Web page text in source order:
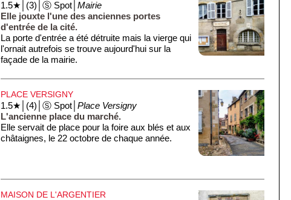
1.5★│(3)│Ⓢ Spot│Mairie
Elle jouxte l'une des anciennes portes
d'entrée de la cité.
La porte d'entrée a été détruite mais la vierge qui
l'ornait autrefois se trouve aujourd'hui sur la
façade de la mairie.
PLACE VERSIGNY
1.5★│(4)│Ⓢ Spot│Place Versigny
L'ancienne place du marché.
Elle servait de place pour la foire aux blés et aux
châtaignes, le 22 octobre de chaque année.
MAISON DE L'ARGENTIER